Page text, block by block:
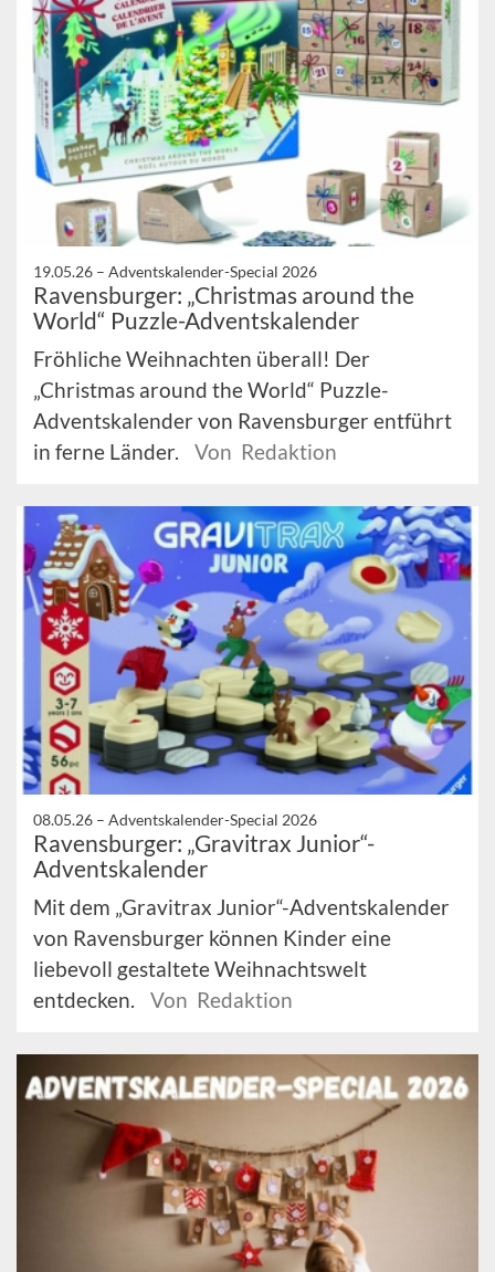
19.05.26 – Adventskalender-Special 2026
Ravensburger: „Christmas around the
World“ Puzzle-Adventskalender
Fröhliche Weihnachten überall! Der
„Christmas around the World“ Puzzle-
Adventskalender von Ravensburger entführt
in ferne Länder.
Von Redaktion
08.05.26 – Adventskalender-Special 2026
Ravensburger: „Gravitrax Junior“-
Adventskalender
Mit dem „Gravitrax Junior“-Adventskalender
von Ravensburger können Kinder eine
liebevoll gestaltete Weihnachtswelt
entdecken.
Von Redaktion